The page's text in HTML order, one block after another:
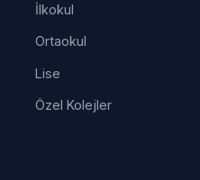
İlkokul
Ortaokul
Lise
Özel Kolejler